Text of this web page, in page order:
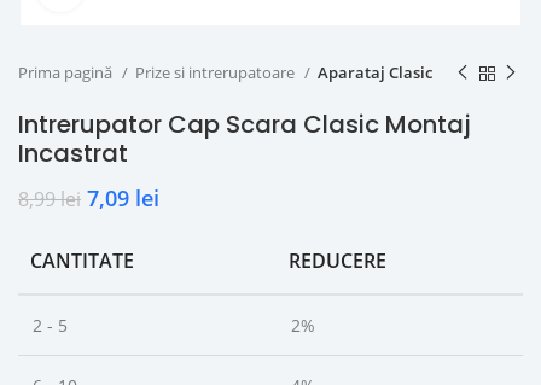
Prima pagină Prize si intrerupatoare Aparataj Clasic
Intrerupator Cap Scara Clasic Montaj
Incastrat
8,99lei 7,09 lei
CANTITATE REDUCERE
2 - 5 2%